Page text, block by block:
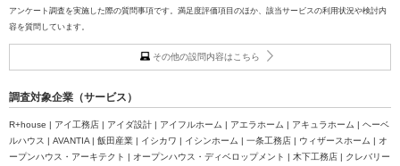
アンケート調査を実施した際の質問事項です。満足度評価項目のほか、該当サービスの利用状況や検討内
容を質問しています。
その他の設問内容はこちら
調査対象企業（サービス）
R+house | アイ工務店 | アイダ設計 | アイフルホーム | アエラホーム | アキュラホーム | ヘーベ
ルハウス | AVANTIA | 飯田産業 | イシカワ | イシンホーム | 一条工務店 | ウィザースホーム | オ
ープンハウス・アーキテクト | オープンハウス・ディベロップメント | 木下工務店 | クレバリー